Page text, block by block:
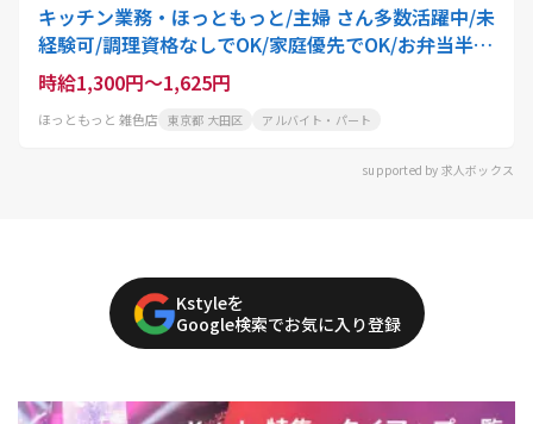
キッチン業務・ほっともっと/主婦 さん多数活躍中/未
経験可/調理資格なしでOK/家庭優先でOK/お弁当半
額・ドリンク無料
時給1,300円～1,625円
ほっともっと 雑色店 東京都 大田区 アルバイト・パート
supported by 求人ボックス
Kstyleを
Google検索でお気に入り登録